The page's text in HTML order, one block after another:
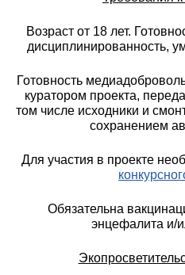
Возраст от 18 лет.
дисциплинированность,
Готовность
куратором проекта,
том числе исходники и
сохранением
Для участия в проекте
Обязательна
энцефалита и/